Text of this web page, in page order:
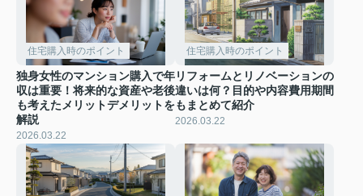
住宅購入時のポイント
独身女性のマンション購入で年
収は重要！将来的な資産や老後
も考えたメリットデメリットを
解説
2026.03.22
住宅購入時のポイント
リフォームとリノベーションの
違いは何？目的や内容費用期間
もまとめて紹介
2026.03.22